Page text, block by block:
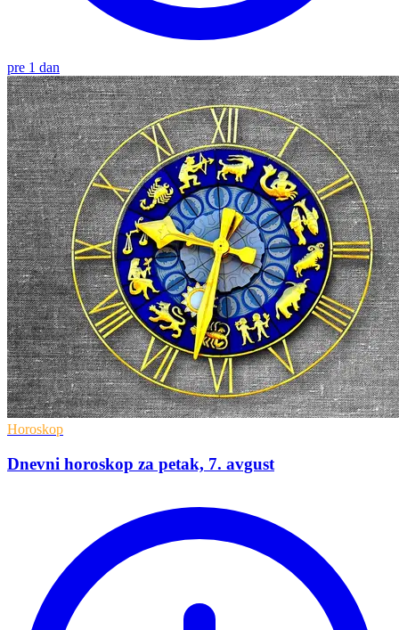
pre 1 dan
Horoskop
Dnevni horoskop za petak, 7. avgust